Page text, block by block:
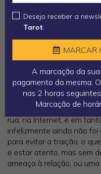
Quando alguém
pessoa, existe um
culpa acabam por
comportamento e
primeiros sinais de que
e que a possibilidade de
grande.
Existe uma verdadeira
nosso companheiro.
recebem “convites” no
rua, na Internet, e em
infelizmente ainda não
para evitar a traição, o
e estar atento, mas sem
ameaça à relação, ou
Desejo receber a
Tarot.
MARCAR
A marcação da
pagamento da mesma.
nas 2 horas
Marcação de